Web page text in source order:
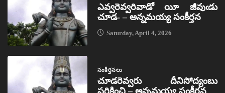
ఎవ్వరెవ్వరివాడో యీ జీవుఁడు
చూడ- – అన్నమయ్య సంకీర్తన
Saturday, April 4, 2026
సంకీర్తనలు
చూడరెవ్వరు దీనిసోద్యంబు